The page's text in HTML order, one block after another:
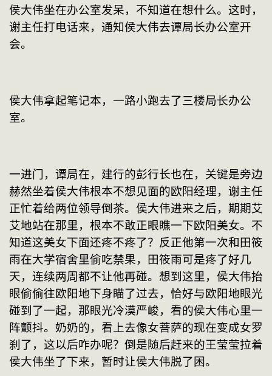
侯大伟坐在办公室发呆，不知道在想什么。这时，
谢主任打电话来，通知侯大伟去谭局长办公室开
会。
侯大伟拿起笔记本，一路小跑去了三楼局长办公
室。
一进门，谭局在，建行的彭行长也在，关键是旁边
赫然坐着侯大伟根本不想见面的欧阳经理，谢主任
正忙着给两位领导倒茶。侯大伟进来之后，期期艾
艾地站在那里，根本不敢正眼瞧一下欧阳美女。不
知道这美女下面还疼不疼了？反正他第一次和田筱
雨在大学宿舍里偷吃禁果，田筱雨可是疼了好几
天，连续两周都不让他再碰。想到这里，侯大伟抬
眼偷偷往欧阳地下身瞄了过去，恰好与欧阳地眼光
碰到了一起，那眼光冷漠严峻，看的侯大伟心里一
阵颤抖。奶奶的，看上去像女菩萨的现在变成女罗
刹了，这以后咋办呢？倒是随后赶来的王莹莹拉着
侯大伟坐了下来，暂时让侯大伟脱了困。